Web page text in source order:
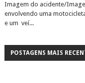
Imagem do acidente/
envolvendo uma
e um veí...
POSTAGENS MAIS